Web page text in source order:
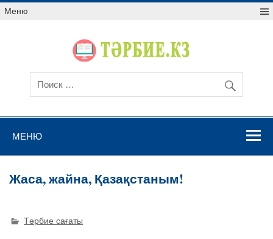
Меню
МЕНЮ
Жаса, жайна, Қазақстаным!
Тәрбие сағаты